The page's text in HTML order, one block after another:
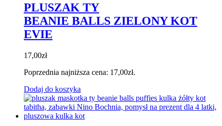
PLUSZAK TY
BEANIE BALLS ZIELONY KOT
EVIE
17,00zł
Poprzednia najniższa cena: 17,00zł.
Dodaj do koszyka